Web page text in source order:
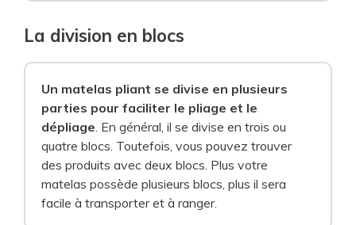
La division en blocs
Un matelas pliant se divise en plusieurs
parties pour faciliter le pliage et le
dépliage . En général, il se divise en trois ou
quatre blocs. Toutefois, vous pouvez trouver
des produits avec deux blocs. Plus votre
matelas possède plusieurs blocs, plus il sera
facile à transporter et à ranger.